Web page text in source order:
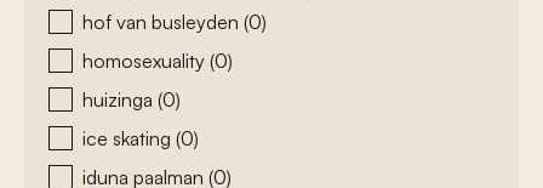
hof van busleyden (0)
homosexuality (0)
huizinga (0)
ice skating (0)
iduna paalman (0)